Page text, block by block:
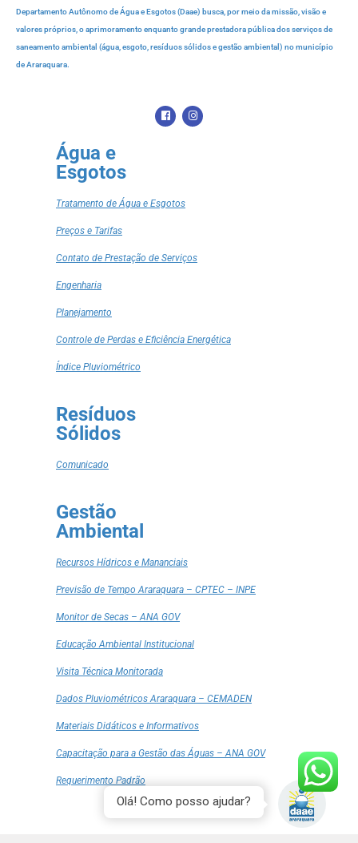
Departamento Autônomo de Água e Esgotos (Daae) busca, por meio da missão, visão e
valores próprios, o aprimoramento enquanto grande prestadora pública dos serviços de
saneamento ambiental (água, esgoto, resíduos sólidos e gestão ambiental) no município
de Araraquara.
Água e
Esgotos
Tratamento de Água e Esgotos
Preços e Tarifas
Contato de Prestação de Serviços
Engenharia
Planejamento
Controle de Perdas e Eficiência Energética
Índice Pluviométrico
Resíduos
Sólidos
Comunicado
Gestão
Ambiental
Recursos Hídricos e Mananciais
Previsão de Tempo Araraquara – CPTEC – INPE
Monitor de Secas – ANA GOV
Educação Ambiental Institucional
Visita Técnica Monitorada
Dados Pluviométricos Araraquara – CEMADEN
Materiais Didáticos e Informativos
Capacitação para a Gestão das Águas – ANA GOV
Requerimento Padrão
Olá! Como posso ajudar?